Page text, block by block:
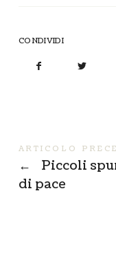
CONDIVIDI
ARTICOLO
←
Piccoli
di pace